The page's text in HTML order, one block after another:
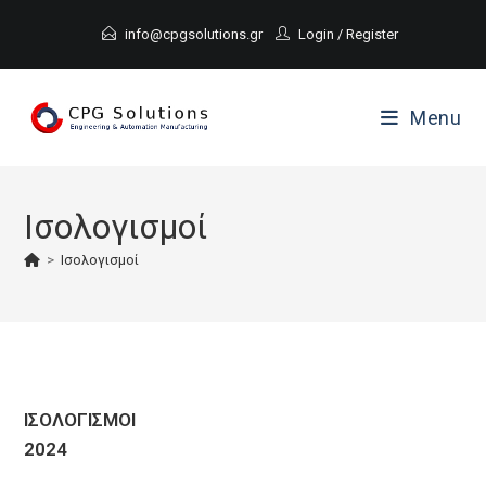
info@cpgsolutions.gr Login / Register
Menu
Ισολογισμοί
> Ισολογισμοί
ΙΣΟΛΟΓΙΣΜΟΙ
2024